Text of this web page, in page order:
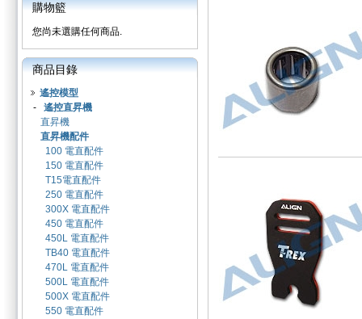
購物籃
您尚未選購任何商品.
商品目錄
遙控模型
- 遙控直昇機
直昇機
直昇機配件
100 電直配件
150 電直配件
T15電直配件
250 電直配件
300X 電直配件
450 電直配件
450L 電直配件
TB40 電直配件
470L 電直配件
500L 電直配件
500X 電直配件
550 電直配件